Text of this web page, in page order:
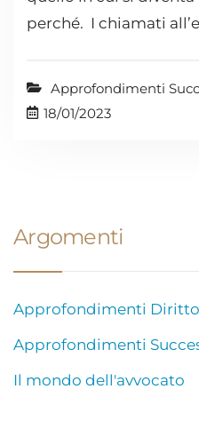
perché. I chiamati
Approfondimenti
18/01/2023
Argomenti
Approfondimenti
Approfondimenti
Il mondo dell'avvocato